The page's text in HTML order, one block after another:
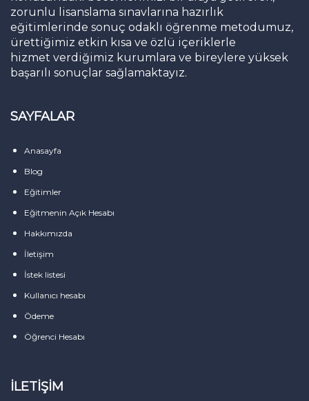
zorunlu lisanslama sınavlarına hazırlık
eğitimlerinde sonuç odaklı öğrenme metodumuz,
ürettiğimiz etkin kısa ve özlü içeriklerle
hizmet verdiğimiz kurumlara ve bireylere yüksek
başarılı sonuçlar sağlamaktayız.
SAYFALAR
Anasayfa
Blog
Eğitimler
Eğitmenin Açık Hesabı
Hakkımızda
İletişim
İstek listesi
Kullanıcı hesabı
Ödeme
Öğrenci Hesabı
İLETIŞIM